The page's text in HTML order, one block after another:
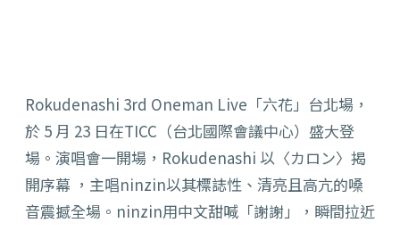
Rokudenashi 3rd Oneman Live「六花」台北場，
於 5 月 23 日在TICC（台北國際會議中心）盛大登
場。演唱會一開場，Rokudenashi 以〈カロン〉揭
開序幕 ，主唱ninzin以其標誌性、清亮且高亢的嗓
音震撼全場。ninzin用中文甜喊「謝謝」，瞬間拉近